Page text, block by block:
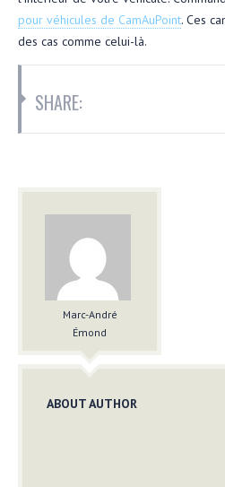
pour véhicules de CamAuPoint. Ces
des cas comme celui-là.
SHARE:
Marc-André
Émond
ABOUT AUTHOR